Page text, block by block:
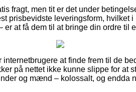
fragt, men tit er det under
prisbevidste leveringsform, hvilket
at få dem til at bringe din ordre til
at finde frem til de
på nettet ikke kunne slippe for
og mænd – kolossalt, og endda